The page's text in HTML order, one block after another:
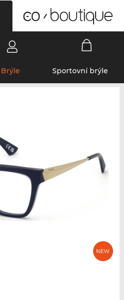
Brýle Sportovní brýle